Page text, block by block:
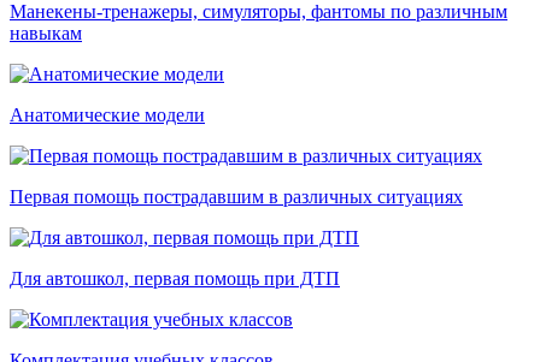
Манекены-тренажеры, симуляторы, фантомы по различным
навыкам
Анатомические модели
Первая помощь пострадавшим в различных ситуациях
Для автошкол, первая помощь при ДТП